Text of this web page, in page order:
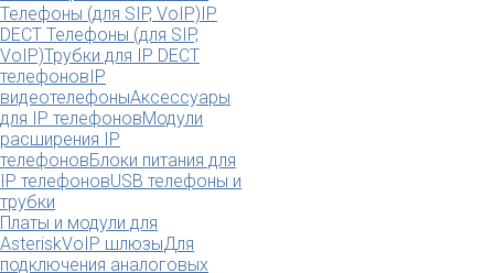
Телефоны (для SIP, VoIP)IP
DECT Телефоны (для SIP,
VoIP)Трубки для IP DECT
телефоновIP
видеотелефоныАксессуары
для IP телефоновМодули
расширения IP
телефоновБлоки питания для
IP телефоновUSB телефоны и
трубки
Платы и модули для
AsteriskVoIP шлюзыДля
подключения аналоговых